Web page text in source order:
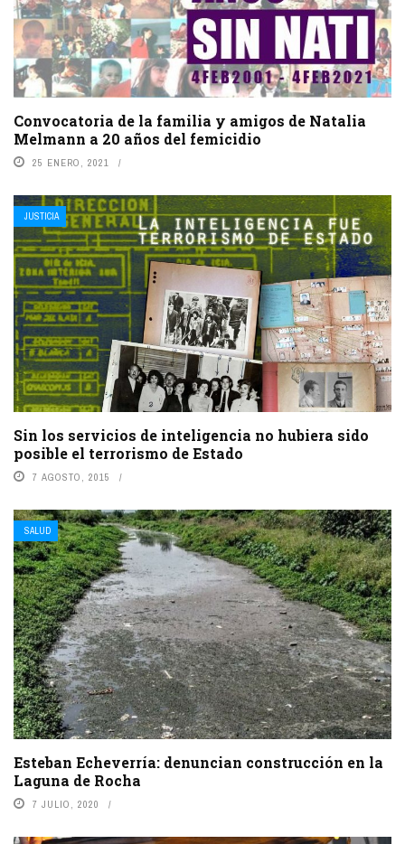
Convocatoria de la familia y amigos de Natalia
Melmann a 20 años del femicidio
25 ENERO, 2021
JUSTICIA
Sin los servicios de inteligencia no hubiera sido
posible el terrorismo de Estado
7 AGOSTO, 2015
SALUD
Esteban Echeverría: denuncian construcción en la
Laguna de Rocha
7 JULIO, 2020